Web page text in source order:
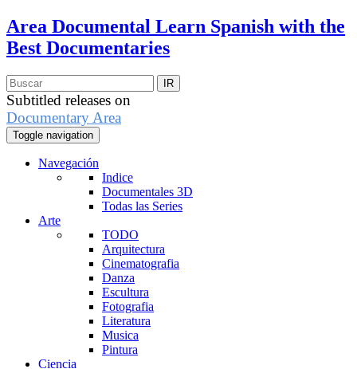
Area Documental Learn Spanish with the
Best Documentaries
Subtitled releases on
Documentary Area
Toggle navigation
Navegación
Indice
Documentales 3D
Todas las Series
Arte
TODO
Arquitectura
Cinematografia
Danza
Escultura
Fotografia
Literatura
Musica
Pintura
Ciencia